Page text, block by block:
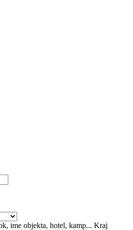
ime objekta, hotel, kamp... Kraj